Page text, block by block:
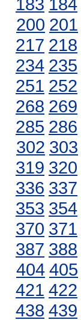
200 201
217 218
234 235
251 252
268 269
285 286
302 303
319 320
336 337
353 354
370 371
387 388
404 405
421 422
438 439